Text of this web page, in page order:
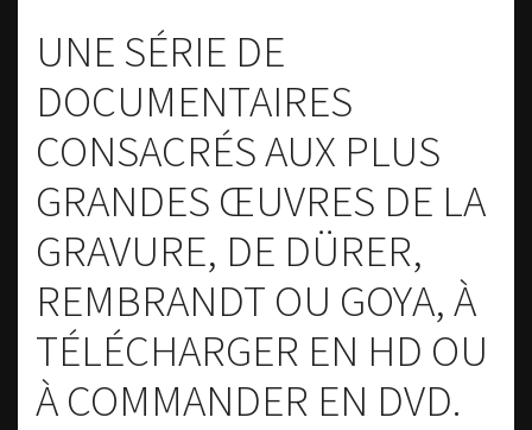
UNE SÉRIE DE
DOCUMENTAIRES
CONSACRÉS AUX PLUS
GRANDES ŒUVRES DE LA
GRAVURE, DE DÜRER,
REMBRANDT OU GOYA, À
TÉLÉCHARGER EN HD OU
À COMMANDER EN DVD.